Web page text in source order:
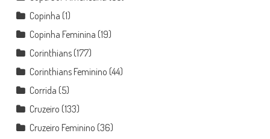
Copinha (1)
Copinha Feminina (19)
Corinthians(177)
Corinthians Feminino (44)
Corrida (5)
Cruzeiro (133)
Cruzeiro Feminino (36)